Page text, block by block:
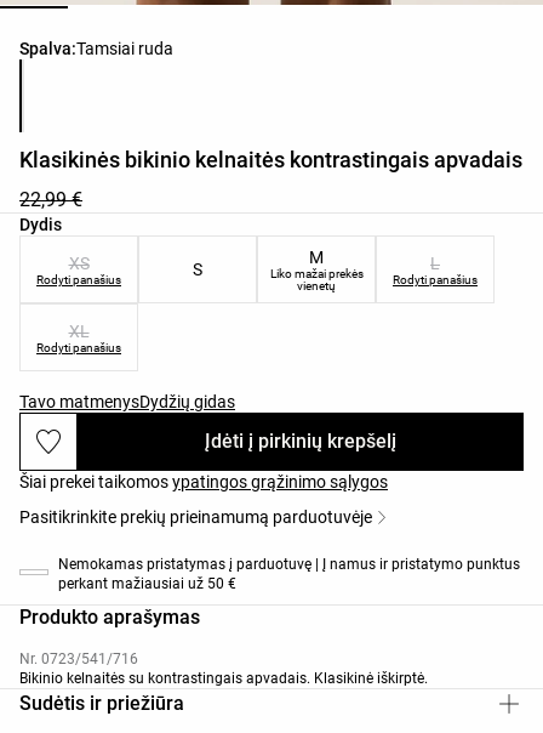
Spalva:Tamsiai ruda
Produkto spalvų sąrašas
Klasikinės bikinio kelnaitės kontrastingais apvadais
22,99 €
Dydis
Produkto dydžių sąrašas
XS
Rodyti panašius
S
M
Liko mažai prekės
vienetų
L
Rodyti panašius
XL
Rodyti panašius
Tavo matmenysDydžių gidas
Įdėti į pirkinių krepšelį
Šiai prekei taikomosypatingos grąžinimo sąlygos
Pasitikrinkite prekių prieinamumą parduotuvėje
Nemokamas pristatymas į parduotuvę | Į namus ir pristatymo punktus
perkant mažiausiai už 50 €
Produkto aprašymas
Nr. 0723/541/716
Bikinio kelnaitės su kontrastingais apvadais. Klasikinė iškirptė.
Sudėtis ir priežiūra